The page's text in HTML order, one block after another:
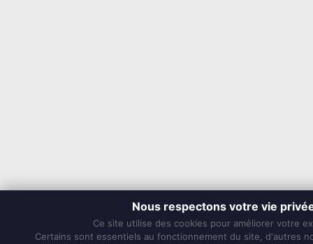
Nous respectons votre vie
Ce site utilise des cookies pour améliorer votre
Certains sont essentiels au fonctionnement du site, d'autres